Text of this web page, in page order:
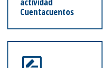
Cuentacuentos